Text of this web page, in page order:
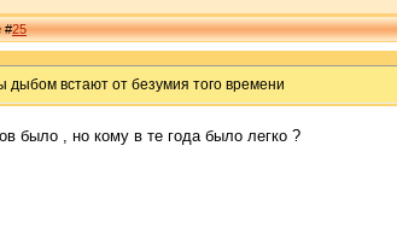
#25
дыбом встают от безумия того времени
было , но кому в те года было легко ?